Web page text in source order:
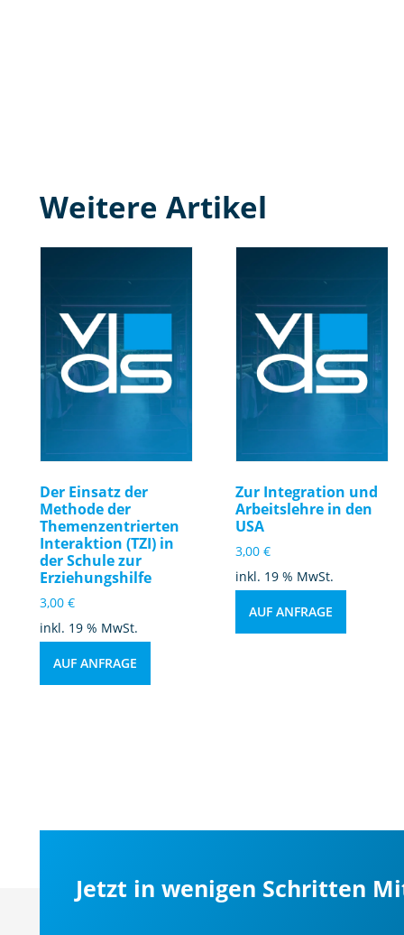
Weitere Artikel
Der Einsatz der
Methode der
Themenzentrierten
Interaktion (TZI) in
der Schule zur
Erziehungshilfe
3,00 €
inkl. 19 % MwSt.
AUF ANFRAGE
Zur Integration und
Arbeitslehre in den
USA
3,00€
inkl. 19 % MwSt.
AUF ANFRAGE
Jetzt in wenigen Schritten